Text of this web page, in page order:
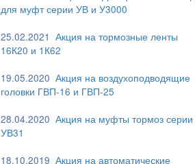
для муфт серии УВ и У3000
25.02.2021 Акция на тормозные ленты
16К20 и 1К62
19.05.2020 Акция на воздухоподводящие
головки ГВП-16 и ГВП-25
28.04.2020 Акция на муфты тормоз серии
УВ31
18.10.2019 Акция на автоматические